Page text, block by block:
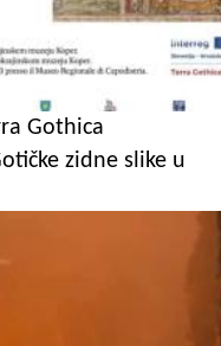
Gothica
zidne slike u